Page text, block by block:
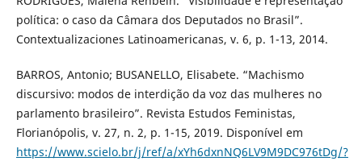
política: o caso da Câmara dos Deputados no Brasil”.
Contextualizaciones Latinoamericanas, v. 6, p. 1-13, 2014.
BARROS, Antonio; BUSANELLO, Elisabete. “Machismo
discursivo: modos de interdição da voz das mulheres no
parlamento brasileiro”. Revista Estudos Feministas,
Florianópolis, v. 27, n. 2, p. 1-15, 2019. Disponível em
https://www.scielo.br/j/ref/a/xYh6dxnNQ6LV9M9DC976tDg/?